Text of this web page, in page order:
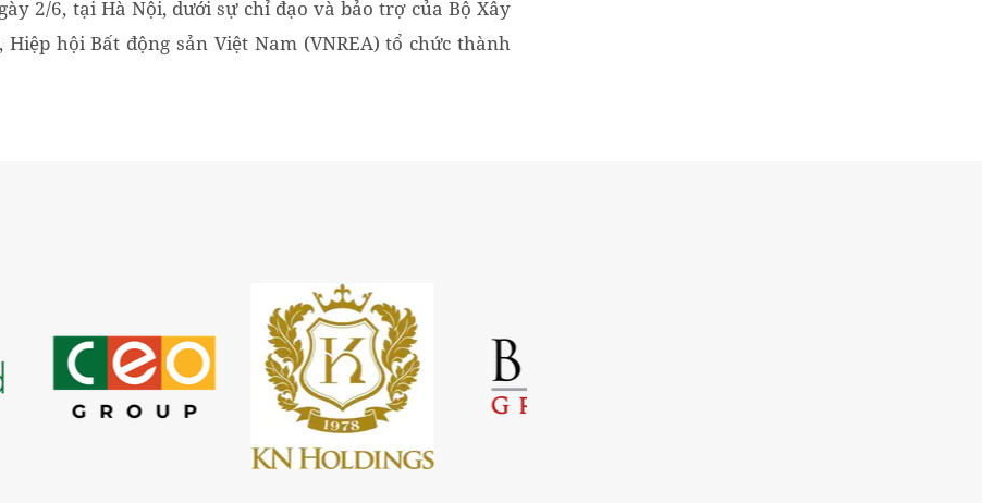
2/6, tại Hà Nội, dưới sự chỉ đạo và bảo trợ của Bộ Xây
Hiệp hội Bất động sản Việt Nam (VNREA) tổ chức thành